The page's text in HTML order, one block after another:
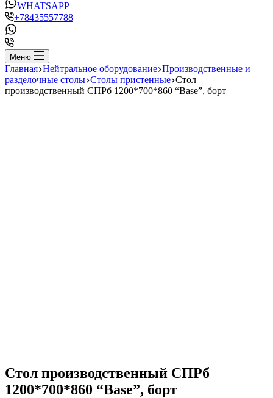
WHATSAPP
+78435557788
Меню
Главная Нейтральное оборудование Производственные и
разделочные столы Столы пристенные Стол
производственный СПРб 1200*700*860 “Base”, борт
Стол производственный СПРб
1200*700*860 “Base”, борт